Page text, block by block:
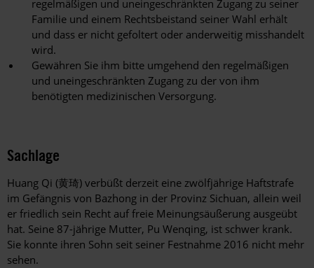
regelmäßigen und uneingeschränkten Zugang zu seiner
Familie und einem Rechtsbeistand seiner Wahl erhält
und dass er nicht gefoltert oder anderweitig misshandelt
wird.
Gewähren Sie ihm bitte umgehend den regelmäßigen
und uneingeschränkten Zugang zu der von ihm
benötigten medizinischen Versorgung.
Sachlage
Huang Qi (黄琦) verbüßt derzeit eine zwölfjährige Haftstrafe
im Gefängnis von Bazhong in der Provinz Sichuan, allein weil
er friedlich sein Recht auf freie Meinungsäußerung ausgeübt
hat. Seine 87-jährige Mutter, Pu Wenqing, ist schwer krank.
Sie konnte ihren Sohn seit seiner Festnahme 2016 nicht mehr
sehen.